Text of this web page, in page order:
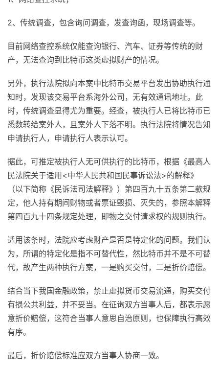
2、传统调查，包含询问调查，发查询函，现场调查等。
目前网络查控系统仅能查询银行、汽车、证券等传统的财
产，无法查询到比特币这类虚拟财产的情况。
另外，执行法院拟向本案中比特币交易平台发出协助执行通
知时，发现该交易平台系海外公司，无有效通讯地址。此
时，传统调查显得尤为重要。经查，被执行人已将比特币已
悉数转给案外人，且案外人下落不明。执行法院将情况告知
申请执行人，申请执行人表示认可。
据此，可推定被执行人无可供执行的比特币，根据《最高人
民法院关于适用<中华人民共和国民事诉讼法>的解释》
（以下简称《民诉法司法解释》）第四百九十五条第二款规
定，他人持有期间财物或者票证毁损、灭失的，参照本解释
第四百九十四条规定处理，即物之交付请求权的规则执行。
适用该条时，法院应考虑财产是否是特定化的问题。我们认
为，所谓的特定化是指不可替代性，然比特币并不是不可替
代，故产生两种执行方案，一是购买交付，二是折价赔偿。
结合当下我国金融政策，禁止虚拟货币交易流通，购买交付
有损公共利益，并不妥当。在征询双方当事人后，都表示愿
意折价赔偿，这符合当事人意思自治原则，也保障执行高效
有序。
最后，折价赔偿标准应双方当事人协商一致。